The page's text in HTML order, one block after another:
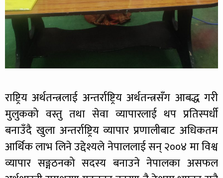
राष्ट्रिय अर्थतन्त्रलाई अन्तर्राष्ट्रिय अर्थतन्त्रसँग आबद्ध गरी
मुलुकको वस्तु तथा सेवा व्यापारलाई थप प्रतिस्पर्धी
बनाउँदै खुला अन्तर्राष्ट्रिय व्यापार प्रणालीबाट अधिकतम
आर्थिक लाभ लिने उद्देश्यले नेपाललाई सन् २००४ मा विश्व
व्यापार सङ्गठनको सदस्य बनाउने नेपालका असफल